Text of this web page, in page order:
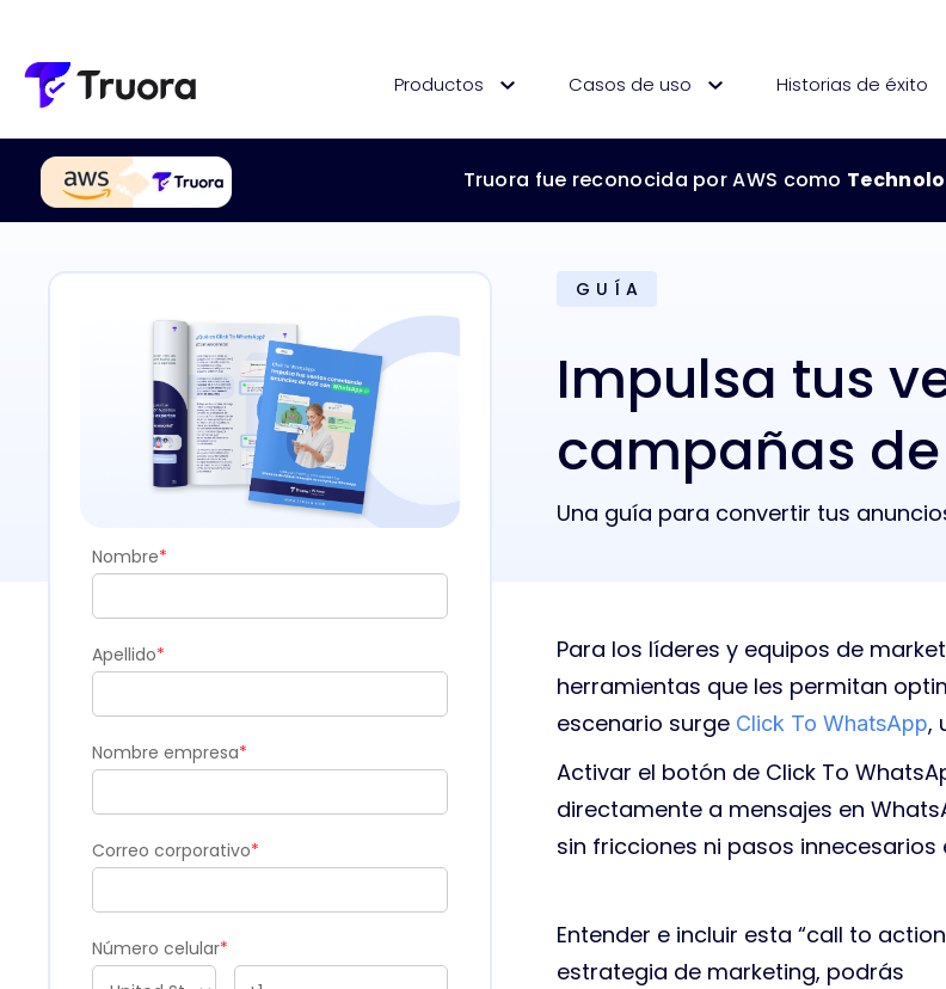
Productos Casos de uso Historias de éxito
Truora fue reconocida por AWS como
G U Í A
Impulsa tus
campañas de
Una guía para convertir tus
Nombre*
Apellido*
Nombre empresa*
Correo corporativo*
Número celular*
Para los líderes y equipos de
herramientas que les permitan
escenario surge Click To WhatsApp,
Activar el botón de Click To
directamente a mensajes en
sin fricciones ni pasos
Entender e incluir esta “call to
estrategia de marketing, podrás